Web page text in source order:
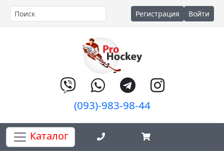
Регистрация Войти
(093)-983-98-44
Каталог